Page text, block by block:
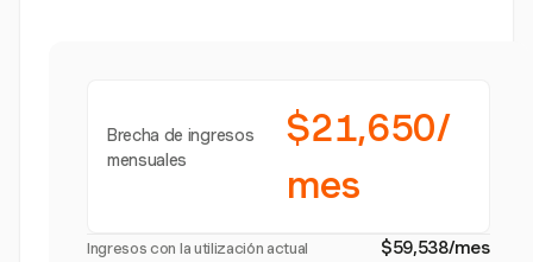
Brecha de ingresos
mensuales
$21,650/
mes
Ingresos con la utilización actual $59,538/mes